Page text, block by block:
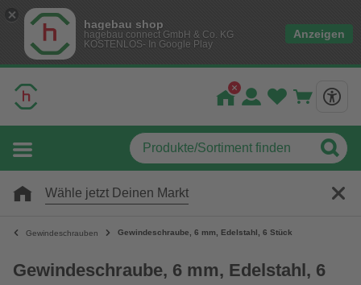
hagebau shop
hagebau connect GmbH & Co. KG
KOSTENLOS- In Google Play
Anzeigen
Wähle jetzt Deinen Markt
Gewindeschrauben Gewindeschraube, 6 mm, Edelstahl, 6 Stück
Gewindeschraube, 6 mm, Edelstahl, 6